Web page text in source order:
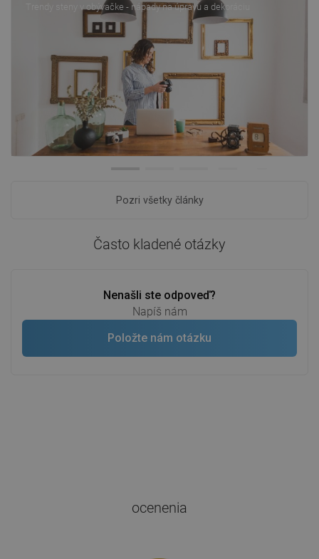
Trendy steny v obývačke - nápady na úpravu a dekoráciu
Pozri všetky články
Často kladené otázky
Nenašli ste odpoveď?
Napíš nám
Položte nám otázku
ocenenia